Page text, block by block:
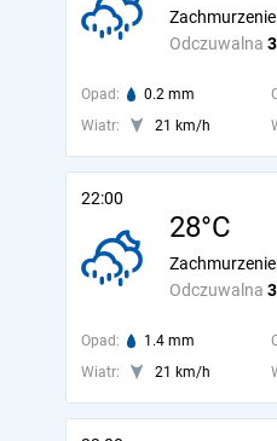
Odczuwalna
Opad: 0.2 mm
Wiatr:
21 km/h
22:00
28°C
Odczuwalna
Opad: 1.4 mm
Wiatr:
21 km/h